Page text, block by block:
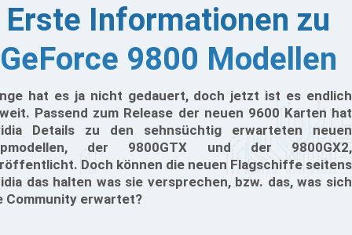
Erste Informationen zu
GeForce 9800 Modellen
hat es ja nicht gedauert, doch jetzt ist es endlich
Passend zum Release der neuen 9600 Karten hat
Details zu den sehnsüchtig erwarteten neuen
der 9800GTX und der 9800GX2,
Doch können die neuen Flagschiffe seitens
das halten was sie versprechen, bzw. das, was sich
Community erwartet?